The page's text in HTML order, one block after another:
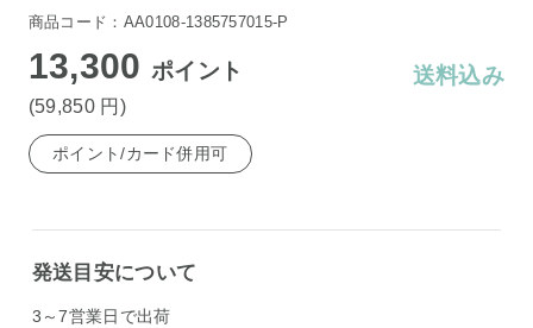
商品コード：AA0108-1385757015-P
13,300ポイント
(59,850 円 )
送料込み
ポイント/カード併用可
発送目安について
3～7営業日で出荷